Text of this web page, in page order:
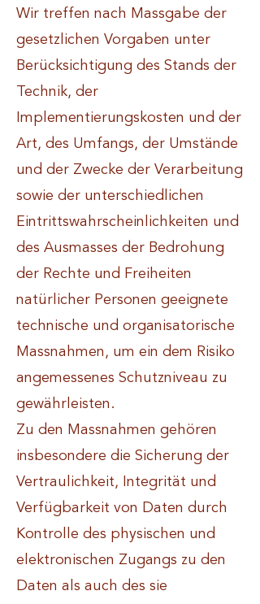
Wir treffen nach Massgabe der
gesetzlichen Vorgaben unter
Berücksichtigung des Stands der
Technik, der
Implementierungskosten und der
Art, des Umfangs, der Umstände
und der Zwecke der Verarbeitung
sowie der unterschiedlichen
Eintrittswahrscheinlichkeiten und
des Ausmasses der Bedrohung
der Rechte und Freiheiten
natürlicher Personen geeignete
technische und organisatorische
Massnahmen, um ein dem Risiko
angemessenes Schutzniveau zu
gewährleisten.
Zu den Massnahmen gehören
insbesondere die Sicherung der
Vertraulichkeit, Integrität und
Verfügbarkeit von Daten durch
Kontrolle des physischen und
elektronischen Zugangs zu den
Daten als auch des sie